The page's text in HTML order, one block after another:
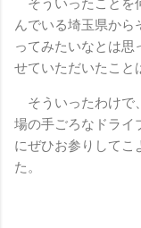
そういったことを
んでいる埼玉県から
ってみたいなとは思
せていただいたこと
そういったわけで
場の手ごろなドライ
にぜひお参りしてこ
た。